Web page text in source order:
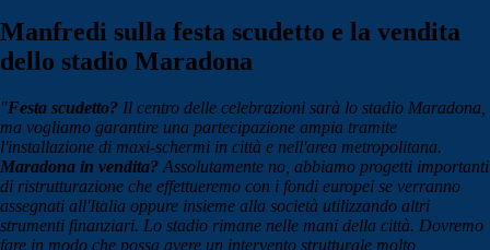
Manfredi sulla festa scudetto e la vendita
dello stadio Maradona
"Festa scudetto? Il centro delle celebrazioni sarà lo stadio Maradona,
ma vogliamo garantire una partecipazione ampia tramite
l'installazione di maxi-schermi in città e nell'area metropolitana.
Maradona in vendita? Assolutamente no, abbiamo progetti importanti
di ristrutturazione che effettueremo con i fondi europei se verranno
assegnati all'Italia oppure insieme alla società utilizzando altri
strumenti finanziari. Lo stadio rimane nelle mani della città. Dovremo
fare in modo che possa avere un intervento strutturale molto